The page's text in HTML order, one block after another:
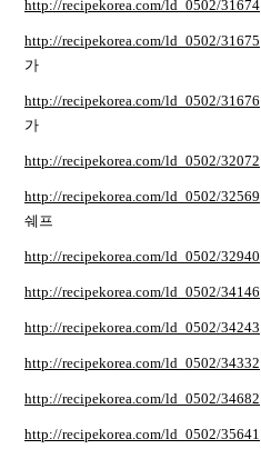
http://recipekorea.com/ld_0502/31674
http://recipekorea.com/ld_0502/31675
가
http://recipekorea.com/ld_0502/31676
가
http://recipekorea.com/ld_0502/32072
http://recipekorea.com/ld_0502/32569
쉐프
http://recipekorea.com/ld_0502/32940
http://recipekorea.com/ld_0502/34146
http://recipekorea.com/ld_0502/34243
http://recipekorea.com/ld_0502/34332
http://recipekorea.com/ld_0502/34682
http://recipekorea.com/ld_0502/35641